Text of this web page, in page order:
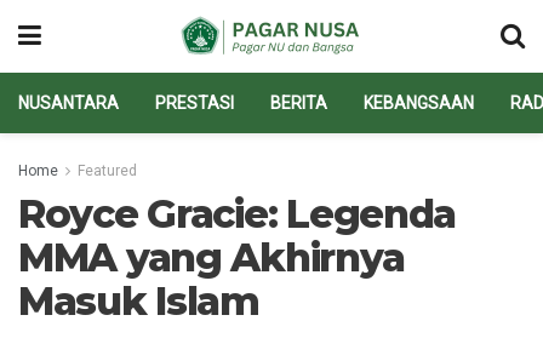
NUSANTARA PRESTASI BERITA KEBANGSAAN
Home Featured
Royce Gracie: Legenda
MMA yang Akhirnya
Masuk Islam